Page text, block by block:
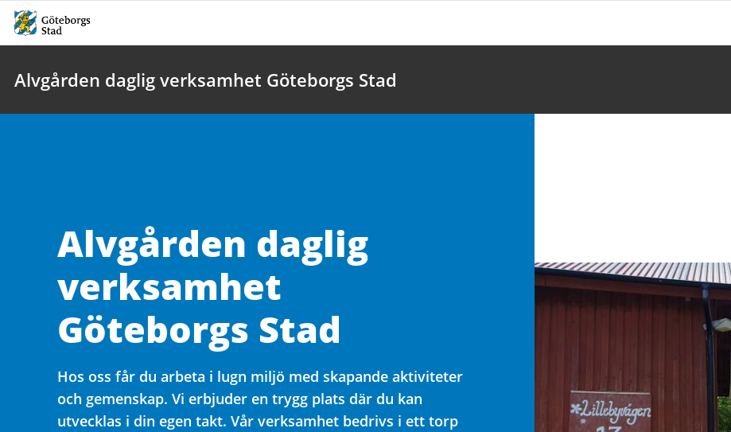
Alvgården daglig verksamhet Göteborgs Stad
Alvgården daglig
verksamhet
Göteborgs Stad
Hos oss får du arbeta i lugn miljö med skapande aktiviteter
och gemenskap. Vi erbjuder en trygg plats där du kan
utvecklas i din egen takt. Vår verksamhet bedrivs i ett torp